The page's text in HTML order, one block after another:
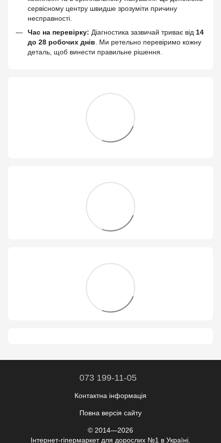
сервісному центру швидше зрозуміти причину
несправності.
Час на перевірку: Діагностика зазвичай триває від 14
до 28 робочих днів. Ми ретельно перевіримо кожну
деталь, щоб винести правильне рішення.
073 199-11-05
Контактна інформація
Повна версія сайту
© 2014—2026
Інтернет-гіпермаркет для дорослих №1 в Україні.